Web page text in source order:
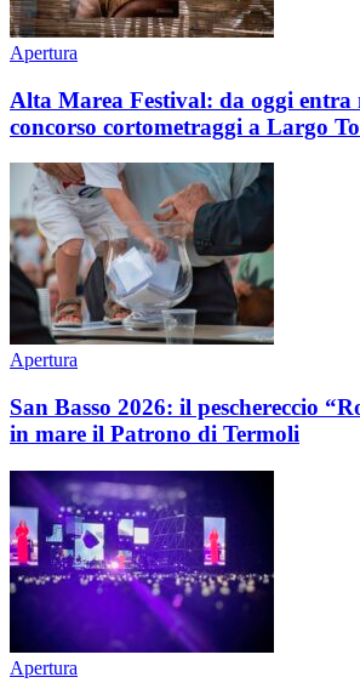
Apertura
Alta Marea Festival: da oggi entra
concorso cortometraggi a Largo
Apertura
San Basso 2026: il peschereccio
in mare il Patrono di Termoli
Apertura